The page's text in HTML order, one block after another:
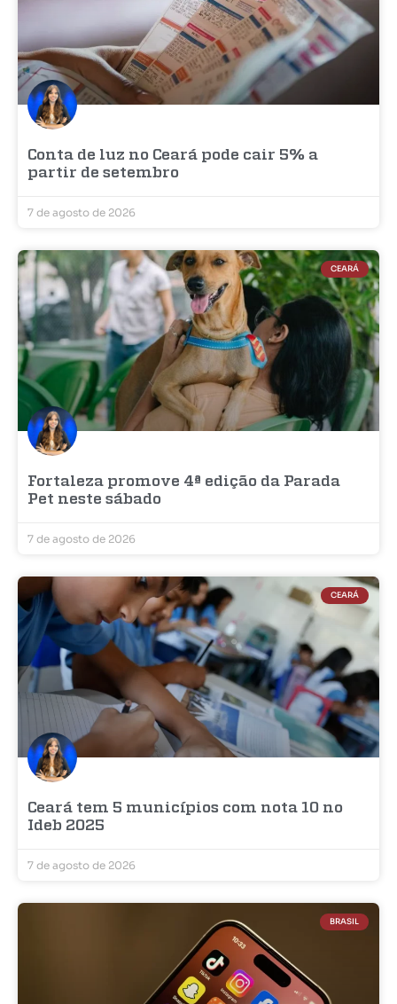
Conta de luz no Ceará pode cair 5% a
partir de setembro
7 de agosto de 2026
CEARÁ
Fortaleza promove 4ª edição da Parada
Pet neste sábado
7 de agosto de 2026
CEARÁ
Ceará tem 5 municípios com nota 10 no
Ideb 2025
7 de agosto de 2026
BRASIL